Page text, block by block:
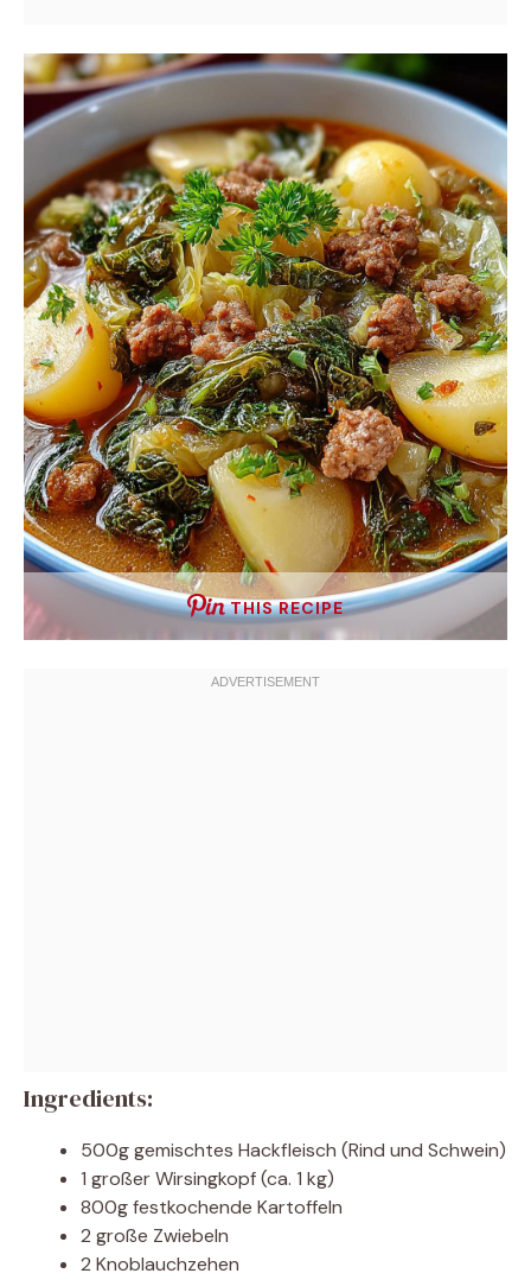
THIS RECIPE
Ingredients:
500g gemischtes Hackfleisch (Rind und Schwein)
1 großer Wirsingkopf (ca. 1 kg)
800g festkochende Kartoffeln
2 große Zwiebeln
2 Knoblauchzehen